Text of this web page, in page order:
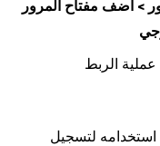
> أضف مفتاح المرور
استخدامه لتسجيل